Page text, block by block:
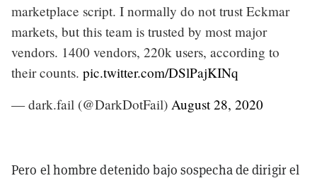
marketplace script. I normally do not trust Eckmar
markets, but this team is trusted by most major
vendors. 1400 vendors, 220k users, according to
their counts. pic.twitter.com/DSlPajKINq
— dark.fail (@DarkDotFail) August 28, 2020
Pero el hombre detenido bajo sospecha de dirigir el